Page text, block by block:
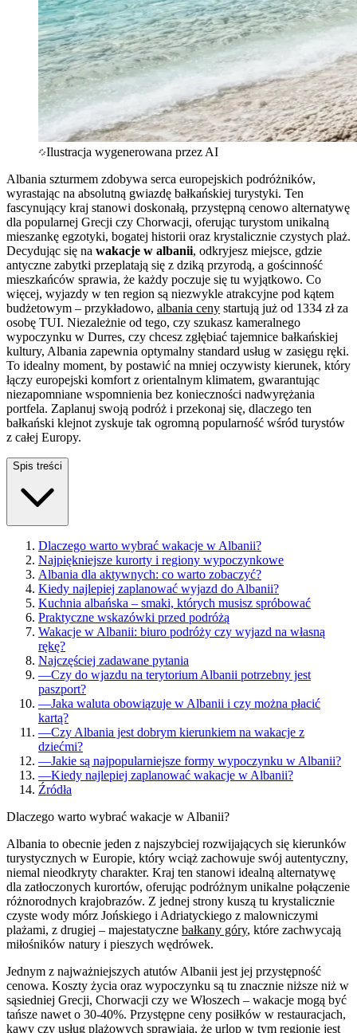
Ilustracja wygenerowana przez AI
Albania szturmem zdobywa serca europejskich podróżników,
wyrastając na absolutną gwiazdę bałkańskiej turystyki. Ten
fascynujący kraj stanowi doskonałą, przystępną cenowo alternatywę
dla popularnej Grecji czy Chorwacji, oferując turystom unikalną
mieszankę egzotyki, bogatej historii oraz krystalicznie czystych plaż.
Decydując się na wakacje w albanii, odkryjesz miejsce, gdzie
antyczne zabytki przeplatają się z dziką przyrodą, a gościnność
mieszkańców sprawia, że każdy poczuje się tu wyjątkowo. Co
więcej, wyjazdy w ten region są niezwykle atrakcyjne pod kątem
budżetowym – przykładowo, albania ceny startują już od 1334 zł za
osobę TUI. Niezależnie od tego, czy szukasz kameralnego
wypoczynku w Durres, czy chcesz zgłębiać tajemnice bałkańskiej
kultury, Albania zapewnia optymalny standard usług w zasięgu ręki.
To idealny moment, by postawić na mniej oczywisty kierunek, który
łączy europejski komfort z orientalnym klimatem, gwarantując
niezapomniane wspomnienia bez konieczności nadwyrężania
portfela. Zaplanuj swoją podróż i przekonaj się, dlaczego ten
bałkański klejnot zyskuje tak ogromną popularność wśród turystów
z całej Europy.
Spis treści
Dlaczego warto wybrać wakacje w Albanii?
Najpiękniejsze kurorty i regiony wypoczynkowe
Albania dla aktywnych: co warto zobaczyć?
Kiedy najlepiej zaplanować wyjazd do Albanii?
Kuchnia albańska – smaki, których musisz spróbować
Praktyczne wskazówki przed podróżą
Wakacje w Albanii: biuro podróży czy wyjazd na własną
rękę?
Najczęściej zadawane pytania
—Czy do wjazdu na terytorium Albanii potrzebny jest
paszport?
—Jaka waluta obowiązuje w Albanii i czy można płacić
kartą?
—Czy Albania jest dobrym kierunkiem na wakacje z
dziećmi?
—Jakie są najpopularniejsze formy wypoczynku w Albanii?
—Kiedy najlepiej zaplanować wakacje w Albanii?
Źródła
Dlaczego warto wybrać wakacje w Albanii?
Albania to obecnie jeden z najszybciej rozwijających się kierunków
turystycznych w Europie, który wciąż zachowuje swój autentyczny,
niemal nieodkryty charakter. Kraj ten stanowi idealną alternatywę
dla zatłoczonych kurortów, oferując podróżnym unikalne połączenie
różnorodnych krajobrazów. Z jednej strony kuszą tu krystalicznie
czyste wody mórz Jońskiego i Adriatyckiego z malowniczymi
plażami, z drugiej – majestatyczne bałkany góry, które zachwycają
miłośników natury i pieszych wędrówek.
Jednym z najważniejszych atutów Albanii jest jej przystępność
cenowa. Koszty życia oraz wypoczynku są tu znacznie niższe niż w
sąsiedniej Grecji, Chorwacji czy we Włoszech – wakacje mogą być
tańsze nawet o 30-40%. Przystępne ceny posiłków w restauracjach,
kawy czy usług plażowych sprawiają, że urlop w tym regionie jest